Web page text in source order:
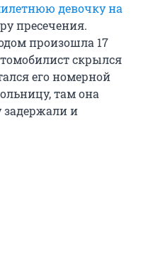
девочку на
пресечения.
произошла 17
скрылся
его номерной
там она
и